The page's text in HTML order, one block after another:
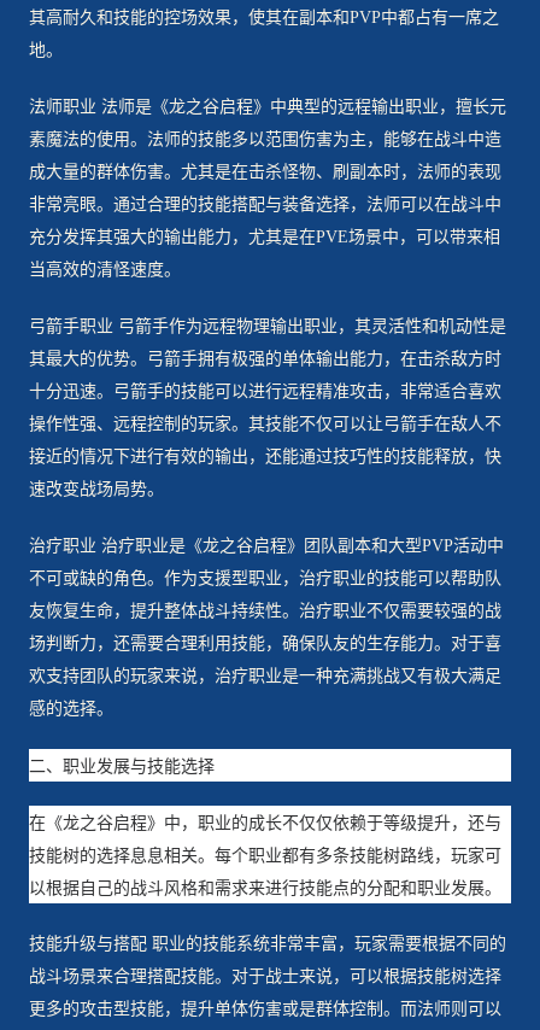
其高耐久和技能的控场效果，使其在副本和PVP中都占有一席之
地。
法师职业 法师是《龙之谷启程》中典型的远程输出职业，擅长元
素魔法的使用。法师的技能多以范围伤害为主，能够在战斗中造
成大量的群体伤害。尤其是在击杀怪物、刷副本时，法师的表现
非常亮眼。通过合理的技能搭配与装备选择，法师可以在战斗中
充分发挥其强大的输出能力，尤其是在PVE场景中，可以带来相
当高效的清怪速度。
弓箭手职业 弓箭手作为远程物理输出职业，其灵活性和机动性是
其最大的优势。弓箭手拥有极强的单体输出能力，在击杀敌方时
十分迅速。弓箭手的技能可以进行远程精准攻击，非常适合喜欢
操作性强、远程控制的玩家。其技能不仅可以让弓箭手在敌人不
接近的情况下进行有效的输出，还能通过技巧性的技能释放，快
速改变战场局势。
治疗职业 治疗职业是《龙之谷启程》团队副本和大型PVP活动中
不可或缺的角色。作为支援型职业，治疗职业的技能可以帮助队
友恢复生命，提升整体战斗持续性。治疗职业不仅需要较强的战
场判断力，还需要合理利用技能，确保队友的生存能力。对于喜
欢支持团队的玩家来说，治疗职业是一种充满挑战又有极大满足
感的选择。
二、职业发展与技能选择
在《龙之谷启程》中，职业的成长不仅仅依赖于等级提升，还与
技能树的选择息息相关。每个职业都有多条技能树路线，玩家可
以根据自己的战斗风格和需求来进行技能点的分配和职业发展。
技能升级与搭配 职业的技能系统非常丰富，玩家需要根据不同的
战斗场景来合理搭配技能。对于战士来说，可以根据技能树选择
更多的攻击型技能，提升单体伤害或是群体控制。而法师则可以